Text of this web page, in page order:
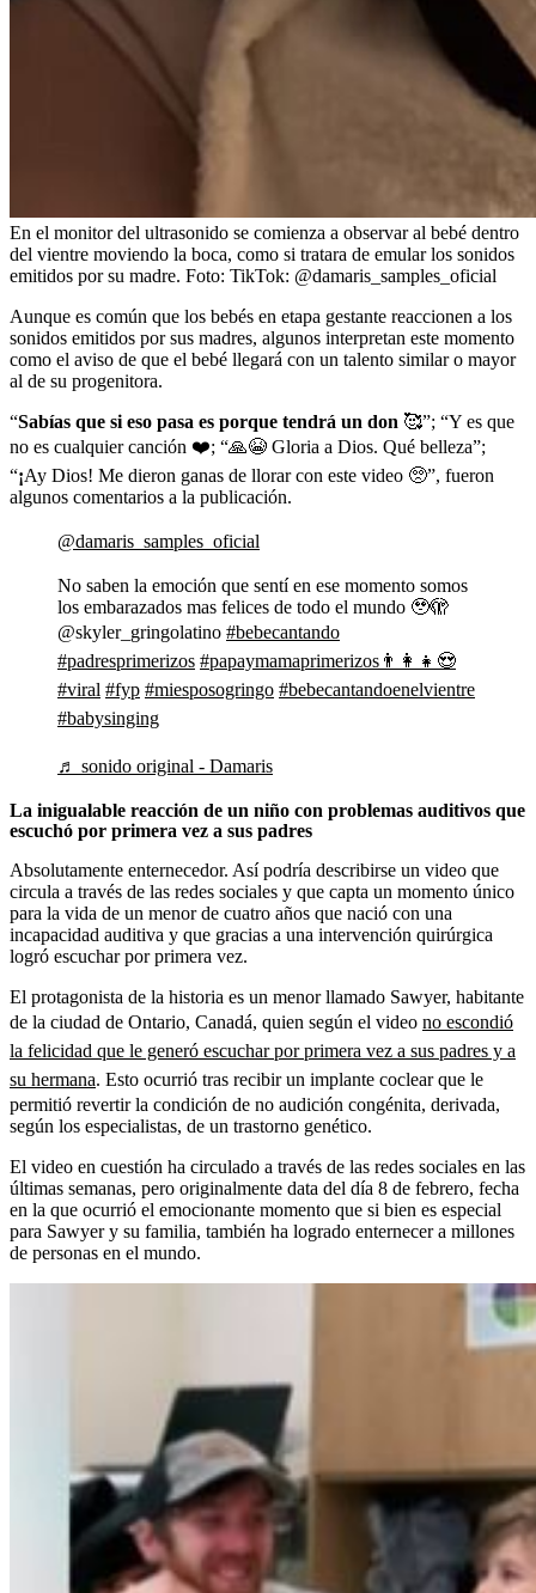
En el monitor del ultrasonido se comienza a observar al bebé dentro
del vientre moviendo la boca, como si tratara de emular los sonidos
emitidos por su madre. Foto: TikTok: @damaris_samples_oficial
Aunque es común que los bebés en etapa gestante reaccionen a los
sonidos emitidos por sus madres, algunos interpretan este momento
como el aviso de que el bebé llegará con un talento similar o mayor
al de su progenitora.
“Sabías que si eso pasa es porque tendrá un don 🥰”; “Y es que
no es cualquier canción ❤️; “🙏😭 Gloria a Dios. Qué belleza”;
“¡Ay Dios! Me dieron ganas de llorar con este video 🥺”, fueron
algunos comentarios a la publicación.
@damaris_samples_oficial
No saben la emoción que sentí en ese momento somos
los embarazados mas felices de todo el mundo 🥹🫣
@skyler_gringolatino #bebecantando
#padresprimerizos #papaymamaprimerizos👨‍👩‍👧😍
#viral #fyp #miesposogringo #bebecantandoenelvientre
#babysinging
♬ sonido original - Damaris
La inigualable reacción de un niño con problemas auditivos que
escuchó por primera vez a sus padres
Absolutamente enternecedor. Así podría describirse un video que
circula a través de las redes sociales y que capta un momento único
para la vida de un menor de cuatro años que nació con una
incapacidad auditiva y que gracias a una intervención quirúrgica
logró escuchar por primera vez.
El protagonista de la historia es un menor llamado Sawyer, habitante
de la ciudad de Ontario, Canadá, quien según el video no escondió
la felicidad que le generó escuchar por primera vez a sus padres y a
su hermana. Esto ocurrió tras recibir un implante coclear que le
permitió revertir la condición de no audición congénita, derivada,
según los especialistas, de un trastorno genético.
El video en cuestión ha circulado a través de las redes sociales en las
últimas semanas, pero originalmente data del día 8 de febrero, fecha
en la que ocurrió el emocionante momento que si bien es especial
para Sawyer y su familia, también ha logrado enternecer a millones
de personas en el mundo.